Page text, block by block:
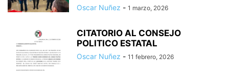
Oscar Nuñez - 1 marzo, 2026
CITATORIO AL CONSEJO
POLITICO ESTATAL
Oscar Nuñez - 11 febrero, 2026